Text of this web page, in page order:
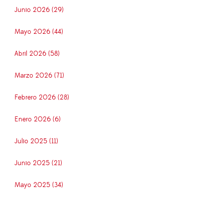
Junio 2026 (29)
Mayo 2026 (44)
Abril 2026 (58)
Marzo 2026 (71)
Febrero 2026 (28)
Enero 2026 (6)
Julio 2025 (11)
Junio 2025 (21)
Mayo 2025 (34)